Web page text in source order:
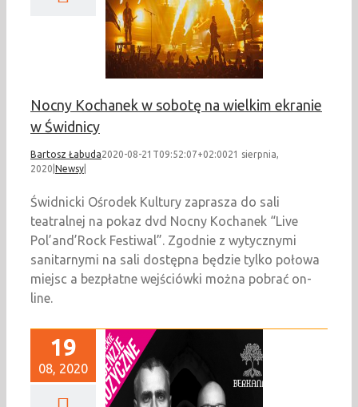
Nocny Kochanek w sobotę na wielkim ekranie
w Świdnicy
Bartosz Łabuda2020-08-21T09:52:07+02:0021 sierpnia,
2020 Newsy
Świdnicki Ośrodek Kultury zaprasza do sali
teatralnej na pokaz dvd Nocny Kochanek “Live
Pol’and’Rock Festiwal”. Zgodnie z wytycznymi
sanitarnymi na sali dostępna będzie tylko połowa
miejsc a bezpłatne wejściówki można pobrać on-
line.
19
08, 2020